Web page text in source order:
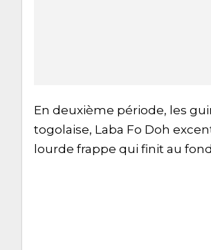
En deuxième période, les
togolaise, Laba Fo Doh
lourde frappe qui finit au